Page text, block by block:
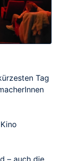
Tag
– auch die